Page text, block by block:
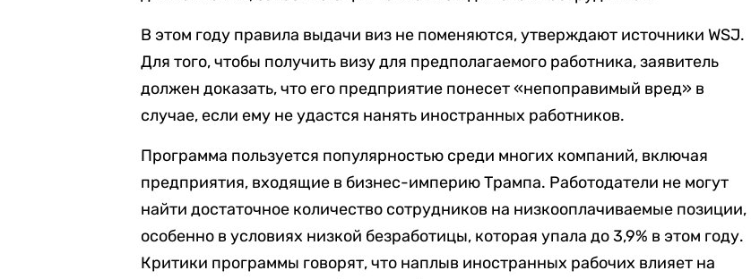
В этом году правила выдачи виз не поменяются, утверждают источники WSJ.
Для того, чтобы получить визу для предполагаемого работника, заявитель
должен доказать, что его предприятие понесет «непоправимый вред» в
случае, если ему не удастся нанять иностранных работников.
Программа пользуется популярностью среди многих компаний, включая
предприятия, входящие в бизнес-империю Трампа. Работодатели не могут
найти достаточное количество сотрудников на низкооплачиваемые позиции,
особенно в условиях низкой безработицы, которая упала до 3,9% в этом году.
Критики программы говорят, что наплыв иностранных рабочих влияет на